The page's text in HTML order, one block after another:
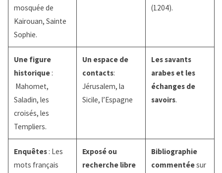
mosquée de
Kairouan, Sainte
Sophie.
(1204).
Une figure
historique:
Mahomet,
Saladin, les
croisés, les
Templiers.
Un espace de
contacts:
Jérusalem, la
Sicile, l’Espagne
Les savants
arabes et les
échanges de
savoirs.
Enquêtes: Les
mots français
Exposé ou
recherche libre
Bibliographie
commentéesur